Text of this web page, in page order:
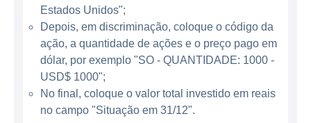
ambientalmente responsáveis.
ATUAÇÃO DA SOUTHERN
CORPORATION
A Southern Corporation atua
predominantemente no sudeste dos Estados
Estados Unidos";
Depois, em discriminação, coloque o código da
ação, a quantidade de ações e o preço pago em
dólar, por exemplo "SO - QUANTIDADE: 1000 -
USD$ 1000";
No final, coloque o valor total investido em reais
no campo "Situação em 31/12".